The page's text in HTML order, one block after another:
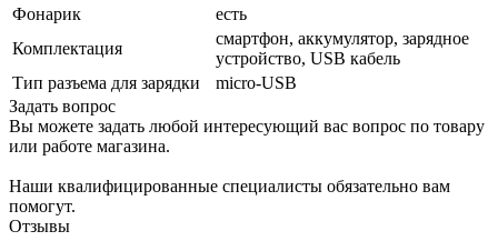
Фонарик
есть
Комплектация
смартфон, аккумулятор, зарядное
устройство, USB кабель
Тип разъема для зарядки
micro-USB
Задать вопрос
Вы можете задать любой интересующий вас вопрос по товару
или работе магазина.
Наши квалифицированные специалисты обязательно вам
помогут.
Отзывы